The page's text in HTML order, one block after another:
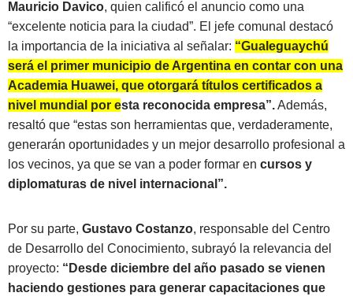
Mauricio Davico, quien calificó el anuncio como una
“excelente noticia para la ciudad”. El jefe comunal destacó
la importancia de la iniciativa al señalar: “Gualeguaychú
será el primer municipio de Argentina en contar con una
Academia Huawei, que otorgará títulos certificados a
nivel mundial por esta reconocida empresa”.Además,
resaltó que “estas son herramientas que, verdaderamente,
generarán oportunidades y un mejor desarrollo profesional a
los vecinos, ya que se van a poder formar en cursos y
diplomaturas de nivel internacional”.
Por su parte, Gustavo Costanzo, responsable del Centro
de Desarrollo del Conocimiento, subrayó la relevancia del
proyecto: “Desde diciembre del año pasado se vienen
haciendo gestiones para generar capacitaciones que